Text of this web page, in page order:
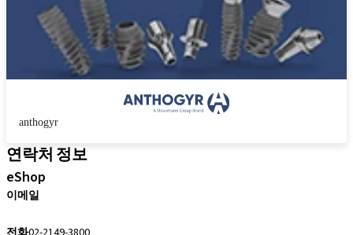
anthogyr
연락처 정보
eShop
이메일